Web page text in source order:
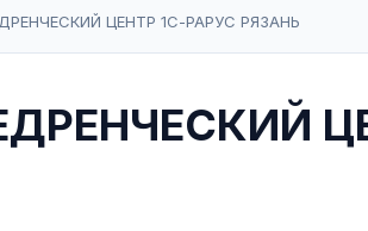
ЦЕНТР 1С-РАРУС РЯЗАНЬ